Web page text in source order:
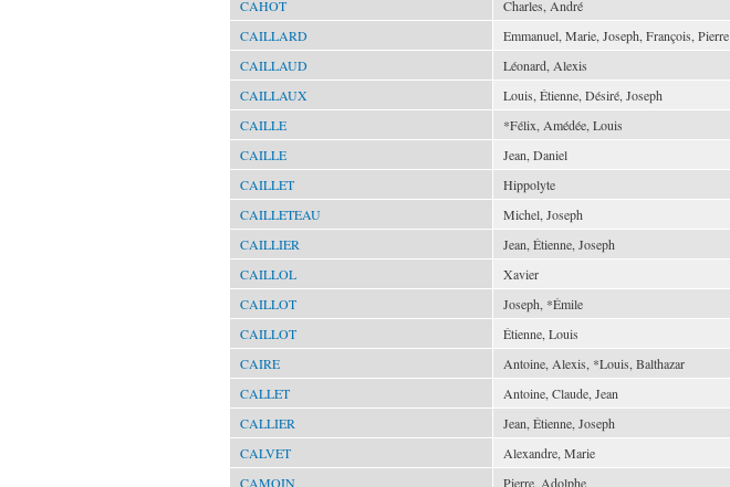
CAHOT
Charles, André
CAILLARD
Emmanuel, Marie, Joseph, François, Pierre
CAILLAUD
Léonard, Alexis
CAILLAUX
Louis, Étienne, Désiré, Joseph
CAILLE
*Félix, Amédée, Louis
CAILLE
Jean, Daniel
CAILLET
Hippolyte
CAILLETEAU
Michel, Joseph
CAILLIER
Jean, Étienne, Joseph
CAILLOL
Xavier
CAILLOT
Joseph, *Émile
CAILLOT
Étienne, Louis
CAIRE
Antoine, Alexis, *Louis, Balthazar
CALLET
Antoine, Claude, Jean
CALLIER
Jean, Étienne, Joseph
CALVET
Alexandre, Marie
CAMOIN
Pierre, Adolphe